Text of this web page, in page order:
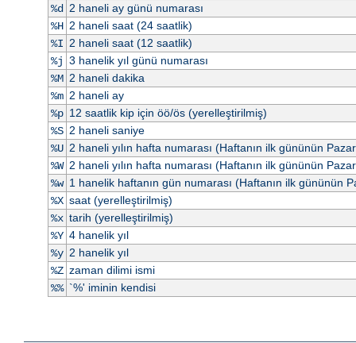
%d
2 haneli ay günü numarası
%H 2 haneli saat (24 saatlik)
%I 2 haneli saat (12 saatlik)
%j 3 hanelik yıl günü numarası
%M 2 haneli dakika
%m 2 haneli ay
%p 12 saatlik kip için öö/ös (yerelleştirilmiş)
%S 2 haneli saniye
%U 2 haneli yılın hafta numarası (Haftanın ilk gününün
%W 2 haneli yılın hafta numarası (Haftanın ilk gününün
%w 1 hanelik haftanın gün numarası (Haftanın ilk gününün
%X saat (yerelleştirilmiş)
%x tarih (yerelleştirilmiş)
%Y 4 hanelik yıl
%y 2 hanelik yıl
%Z zaman dilimi ismi
%% `%' iminin kendisi